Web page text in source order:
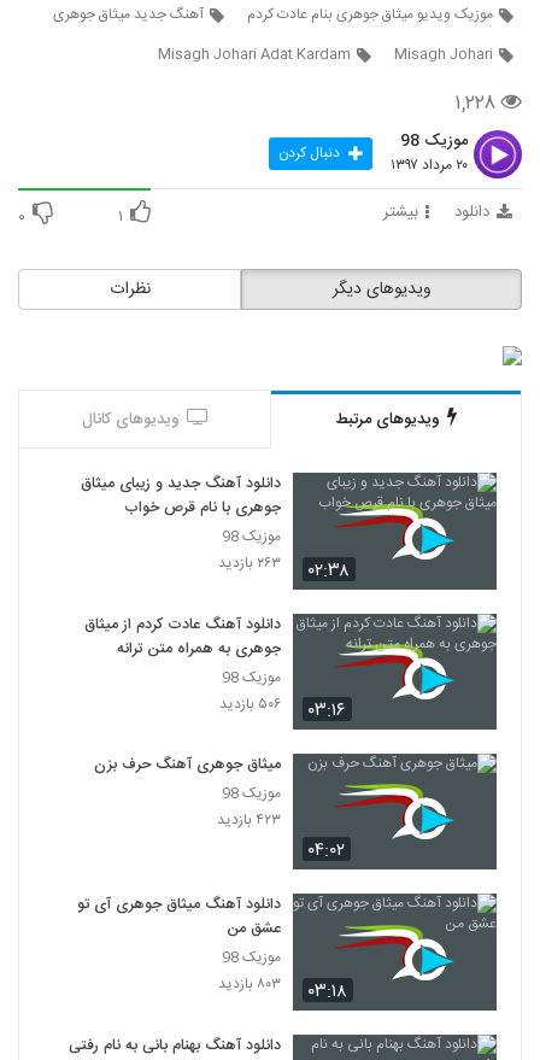
29
Ali Arshadi Havadar
۵۶۲ بازدید
30
۱,۰۱۵ بازدید
دانلود آهنگ حسین توکلی یه فکری کن برام
32
دانلود آهنگ کار دادی دستم از پازل بند
حسین توکلی آهنگ سرت چی اومده
دانلود آهنگ جدید و زیبای حسین توکلی با نام
پرپر زدم برات
35 نام جان تویی
36
Majid Rezaei Ideal
۷۶۵ بازدید
آهنگ مخاطب دل از کوروش بند(پاپ)
38
آهنگ محمدرضا عشریه بنام نامه
۱,۴۱۰ بازدید
39
آهنگ فرشید ادهمی بنام تسکین
۹۲۲ بازدید
موزیک ویدیو میثاق جوهری بنام عادت کردم
آهنگ جدید میثاق جوهری
Misagh Johari
Misagh Johari Adat Kardam
۱,۲۲۸
موزیک 98
۲۰ مرداد ۱۳۹۷ دنبال کردن
دانلود بیشتر ۱ ۰
نظرات ویدیوهای دیگر
ویدیوهای مرتبط ویدیوهای کانال
۰۲:۳۸
دانلود آهنگ جدید و زیبای میثاق
جوهری با نام قرص خواب
موزیک 98
۲۶۳ بازدید
۰۳:۱۶
دانلود آهنگ عادت کردم از میثاق
جوهری به همراه متن ترانه
موزیک 98
۵۰۶ بازدید
۰۴:۰۲
میثاق جوهری آهنگ حرف بزن
موزیک 98
۴۲۳ بازدید
۰۳:۱۸
دانلود آهنگ میثاق جوهری آی تو
عشق من
موزیک 98
۸۰۳ بازدید
دانلود آهنگ بهنام بانی به نام رفتی